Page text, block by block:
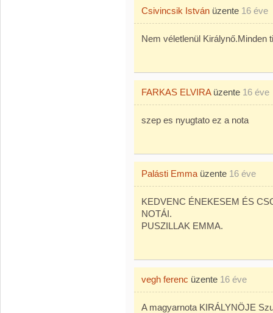
Csivincsik István üzente 16 éve
Nem véletlenül Királynő.Minden
FARKAS ELVIRAüzente 16 éve
szep es nyugtato ez a nota
Palásti Emma üzente 16 éve
KEDVENC ÉNEKESEM ÉS
NOTÁI.
PUSZILLAK EMMA.
vegh ferenc üzente 16 éve
A magyarnota KIRÁLYNÖJE